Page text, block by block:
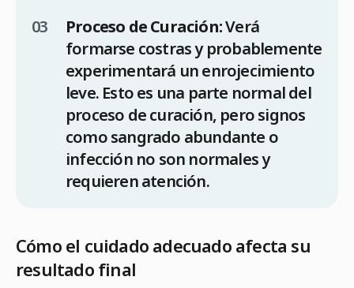
Proceso de Curación:Verá
formarse costras y probablemente
experimentará un enrojecimiento
leve. Esto es una parte normal del
proceso de curación, pero signos
como sangrado abundante o
infección no son normales y
requieren atención.
Cómo el cuidado adecuado afecta su
resultado final